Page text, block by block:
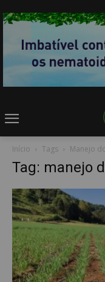
Início Tags Manejo
Tag: manejo